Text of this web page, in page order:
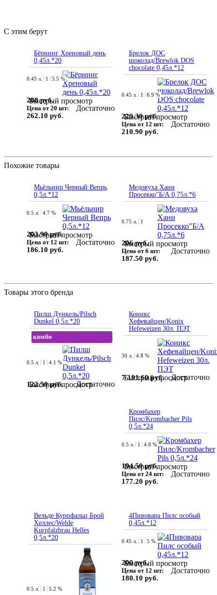
С этим берут
Бёрнинг Хреновый день
0,45л.*20
Быстрый просмотр
0.45 л. 1 5.5 %
288 руб.
Цена от 20 шт:
262.10 руб.
Достаточно
Брелок ДОС
шоколад/Brewlok DOS
chocolate 0,45л.*12
Быстрый просмотр
0.45 л. 1 6.9 %
229.30 руб.
Цена от 12 шт:
210.90 руб.
Достаточно
Похожие товары
Мьёльнир Черный Вепрь
0,5л.*12
Быстрый просмотр
0.5 л. 4.7 %
203.90 руб.
Цена от 12 шт:
186.10 руб.
Достаточно
Медовуха Хани
Просекко"Б/А 0,75л.*6
Быстрый просмотр
0.75 л. 1
206 руб.
Цена от 6 шт:
187.50 руб.
Достаточно
Товары этого бренда
Пилш Дункель/Pilsch
Dunkel 0,5л.*20
комбо
Быстрый просмотр
0.5 л. 1 4.1 %
122.50 руб. Достаточно
Коникс
Хефевайцен/Konix
Hefeweizen 30л. ПЭТ
Быстрый просмотр
30 л. 4.8 %
7 191.60 руб. Достаточно
Кромбахер
Пилс/Krombacher Pils
0,5л.*24
Быстрый просмотр
0.5 л. 1 4.8 %
194.50 руб.
Цена от 24 шт:
177.20 руб.
Достаточно
Вельде Курпфальц Брой
Хеллес/Welde
Kurpfalzbrau Helles
0,5л.*20
0.5 л. 1 5.2 %
4Пивовара Пилс особый
0,45л.*12
Быстрый просмотр
0.45 л. 1 5 %
200 руб.
Цена от 12 шт:
180.10 руб.
Достаточно